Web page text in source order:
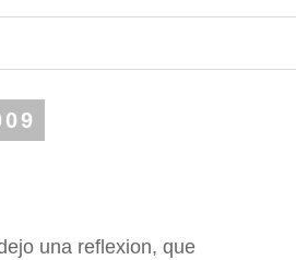
una reflexion, que